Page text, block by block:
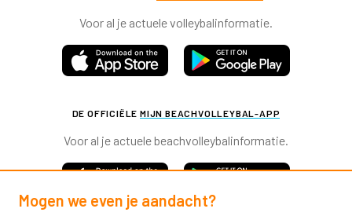
Voor al je actuele volleybalinformatie.
DE OFFICIËLE MIJN BEACHVOLLEYBAL-APP
Voor al je actuele beachvolleybalinformatie.
Mogen we even je aandacht?